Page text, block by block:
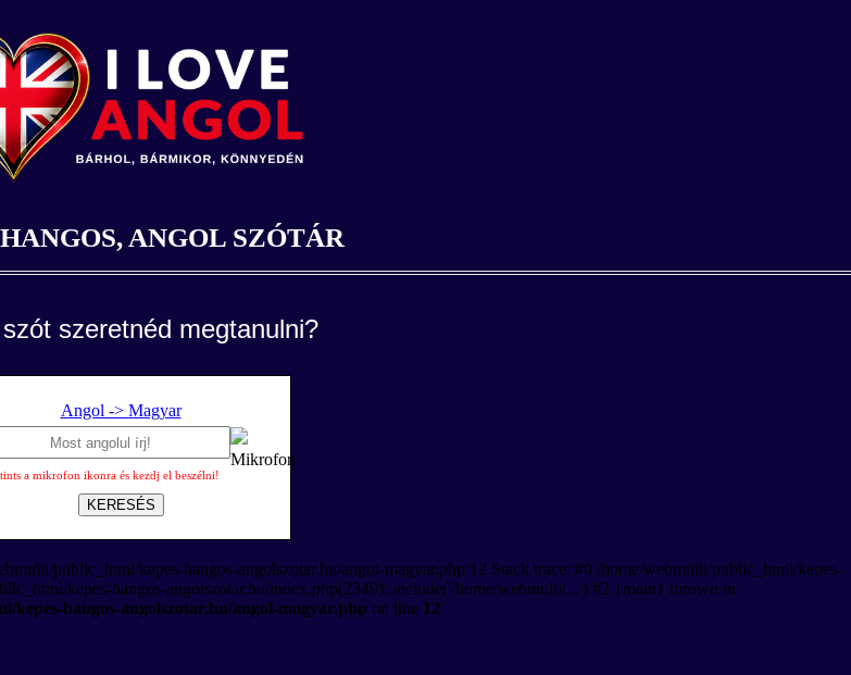
ANGOL SZÓTÁR
szeretnéd megtanulni?
Angol -> Magyar
a mikrofon ikonra és kezdj el beszélni!
KERESÉS
public_html/kepes-hangos-angolszotar.hu/angol-magyar.php:12 Stack trace: #0 /home/webmulti/public_html/kepes-
kepes-hangos-angolszotar.hu/index.php(2349): include('/home/webmulti/...') #2 {main} thrown in
kepes-hangos-angolszotar.hu/angol-magyar.php on line 12